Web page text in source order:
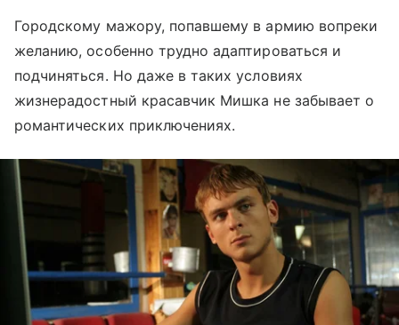
Городскому мажору, попавшему в армию вопреки
желанию, особенно трудно адаптироваться и
подчиняться. Но даже в таких условиях
жизнерадостный красавчик Мишка не забывает о
романтических приключениях.